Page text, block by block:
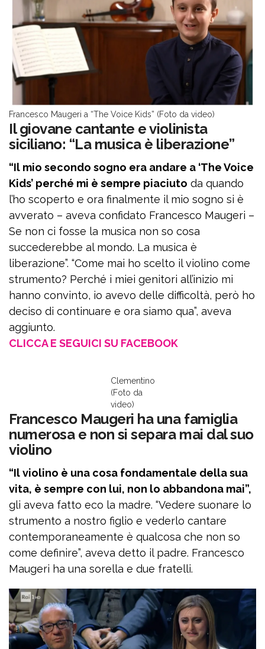
Francesco Maugeri a “The Voice Kids” (Foto da video)
Il giovane cantante e violinista
siciliano: “La musica è liberazione”
“Il mio secondo sogno era andare a ‘The Voice
Kids’ perché mi è sempre piaciuto da quando
l’ho scoperto e ora finalmente il mio sogno si è
avverato – aveva confidato Francesco Maugeri –
Se non ci fosse la musica non so cosa
succederebbe al mondo. La musica è
liberazione”. “Come mai ho scelto il violino come
strumento? Perché i miei genitori all’inizio mi
hanno convinto, io avevo delle difficoltà, però ho
deciso di continuare e ora siamo qua”, aveva
aggiunto.
CLICCA E SEGUICI SU FACEBOOK
Clementino
(Foto da
video)
Francesco Maugeri ha una famiglia
numerosa e non si separa mai dal suo
violino
“Il violino è una cosa fondamentale della sua
vita, è sempre con lui, non lo abbandona mai”,
gli aveva fatto eco la madre. “Vedere suonare lo
strumento a nostro figlio e vederlo cantare
contemporaneamente è qualcosa che non so
come definire”, aveva detto il padre. Francesco
Maugeri ha una sorella e due fratelli.